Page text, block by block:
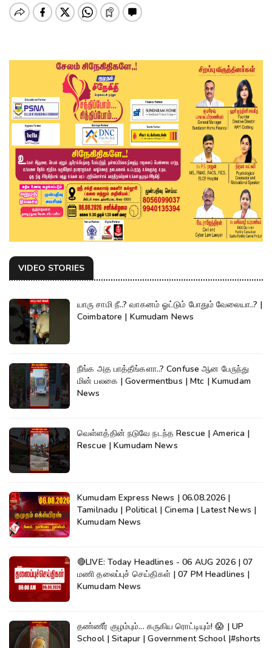
VIDEO STORIES
யாரு சாமி நீ..? வாகனம் ஓட்டும் போதும் வேலையா..? |
Coimbatore | Kumudam News
நீங்க அத பாத்தீங்களா..? Confuse ஆன பேருந்து
மின் பலகை | Govermentbus | Mtc | Kumudam
News
வெள்ளத்தின் நடுவே நடந்த Rescue | America |
Rescue | Kumudam News
Kumudam Express News | 06.08.2026 |
Tamilnadu | Political | Cinema | Latest News |
Kumudam News
🔴LIVE: Today Headlines - 06 AUG 2026 | 07
மணி தலைப்புச் செய்திகள் | 07 PM Headlines |
Kumudam News
தண்ணீர் குழம்பும்... கருகிய ரொட்டியும்! 😱 | UP
School | Sitapur | Government School |#shorts